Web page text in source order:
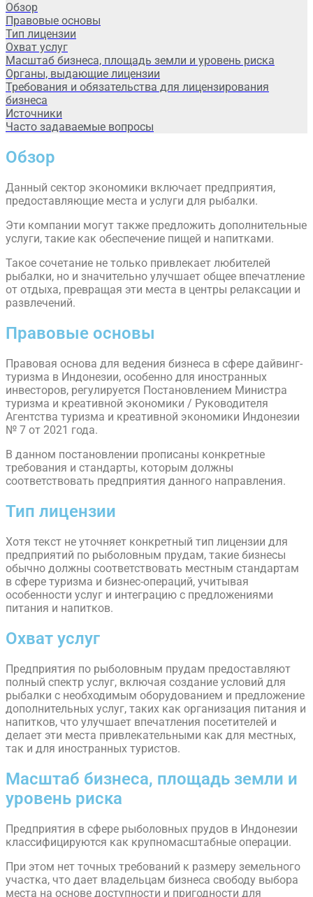
Обзор
Правовые основы
Тип лицензии
Охват услуг
Масштаб бизнеса, площадь земли и уровень риска
Органы, выдающие лицензии
Требования и обязательства для лицензирования
бизнеса
Источники
Часто задаваемые вопросы
Обзор
Данный сектор экономики включает предприятия,
предоставляющие места и услуги для рыбалки.
Эти компании могут также предложить дополнительные
услуги, такие как обеспечение пищей и напитками.
Такое сочетание не только привлекает любителей
рыбалки, но и значительно улучшает общее впечатление
от отдыха, превращая эти места в центры релаксации и
развлечений.
Правовые основы
Правовая основа для ведения бизнеса в сфере дайвинг-
туризма в Индонезии, особенно для иностранных
инвесторов, регулируется Постановлением Министра
туризма и креативной экономики / Руководителя
Агентства туризма и креативной экономики Индонезии
№ 7 от 2021 года.
В данном постановлении прописаны конкретные
требования и стандарты, которым должны
соответствовать предприятия данного направления.
Тип лицензии
Хотя текст не уточняет конкретный тип лицензии для
предприятий по рыболовным прудам, такие бизнесы
обычно должны соответствовать местным стандартам
в сфере туризма и бизнес-операций, учитывая
особенности услуг и интеграцию с предложениями
питания и напитков.
Охват услуг
Предприятия по рыболовным прудам предоставляют
полный спектр услуг, включая создание условий для
рыбалки с необходимым оборудованием и предложение
дополнительных услуг, таких как организация питания и
напитков, что улучшает впечатления посетителей и
делает эти места привлекательными как для местных,
так и для иностранных туристов.
Масштаб бизнеса, площадь земли и
уровень риска
Предприятия в сфере рыболовных прудов в Индонезии
классифицируются как крупномасштабные операции.
При этом нет точных требований к размеру земельного
участка, что дает владельцам бизнеса свободу выбора
места на основе доступности и пригодности для